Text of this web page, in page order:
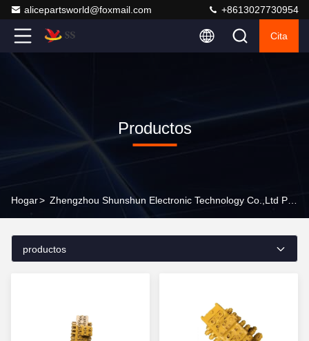
alicepartsworld@foxmail.com +8613027730954
Cita
Productos
Hogar>
productos